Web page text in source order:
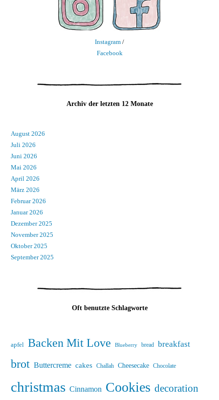
Instagram /
Facebook
Archiv der letzten 12 Monate
August 2026
Juli 2026
Juni 2026
Mai 2026
April 2026
März 2026
Februar 2026
Januar 2026
Dezember 2025
November 2025
Oktober 2025
September 2025
Oft benutzte Schlagworte
apfel Backen Mit Love Blueberry bread breakfast
brot Buttercreme cakes Challah Cheesecake Chocolate
christmas Cinnamon Cookies decoration